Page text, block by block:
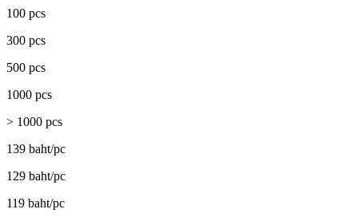
100 pcs
300 pcs
500 pcs
1000 pcs
> 1000 pcs
139 baht/pc
129 baht/pc
119 baht/pc